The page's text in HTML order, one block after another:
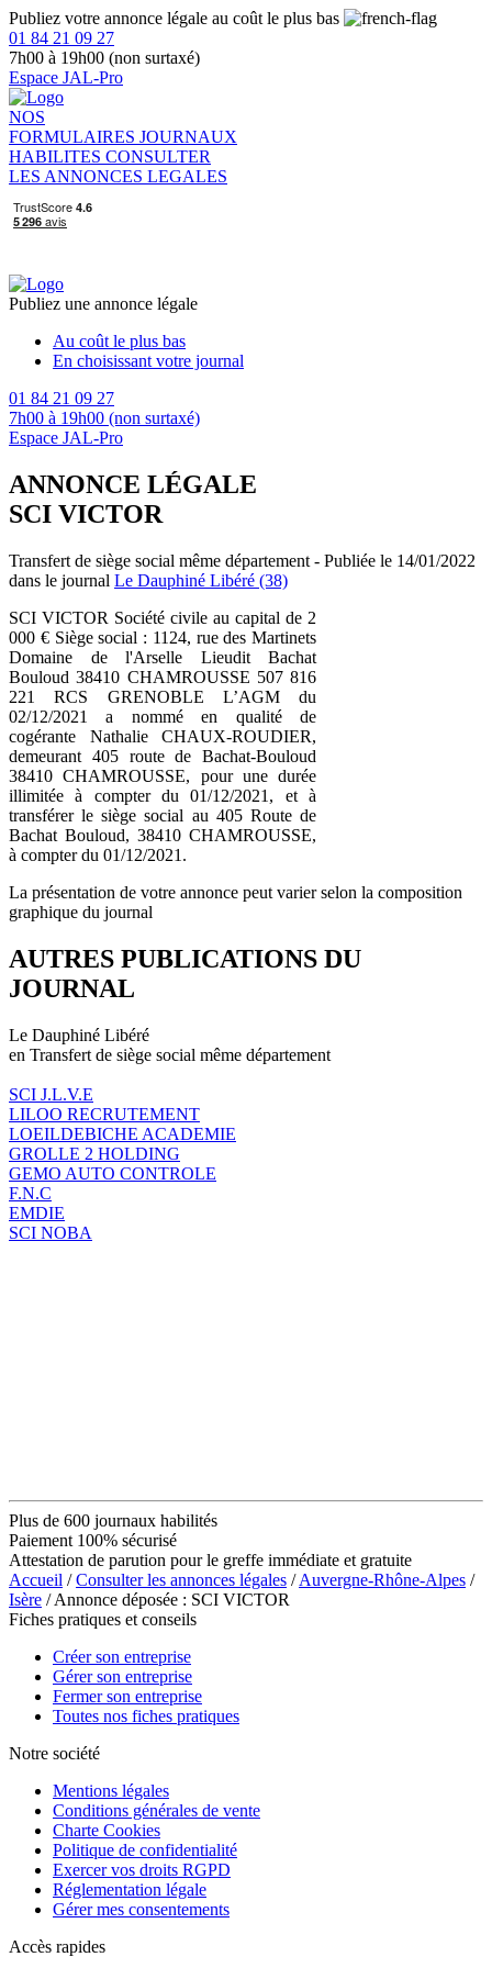
Publiez votre annonce légale au coût le plus bas
01 84 21 09 27
7h00 à 19h00 (non surtaxé)
Espace JAL-Pro
NOS
FORMULAIRES JOURNAUX
HABILITES CONSULTER
LES ANNONCES LEGALES
Publiez une annonce légale
Au coût le plus bas
En choisissant votre journal
01 84 21 09 27
7h00 à 19h00 (non surtaxé)
Espace JAL-Pro
ANNONCE LÉGALE
SCI VICTOR
Transfert de siège social même département - Publiée le 14/01/2022
dans le journal Le Dauphiné Libéré (38)
SCI VICTOR Société civile au capital de 2
000 € Siège social : 1124, rue des Martinets
Domaine de l'Arselle Lieudit Bachat
Bouloud 38410 CHAMROUSSE 507 816
221 RCS GRENOBLE L’AGM du
02/12/2021 a nommé en qualité de
cogérante Nathalie CHAUX-ROUDIER,
demeurant 405 route de Bachat-Bouloud
38410 CHAMROUSSE, pour une durée
illimitée à compter du 01/12/2021, et à
transférer le siège social au 405 Route de
Bachat Bouloud, 38410 CHAMROUSSE,
à compter du 01/12/2021.
La présentation de votre annonce peut varier selon la composition
graphique du journal
AUTRES PUBLICATIONS DU
JOURNAL
Le Dauphiné Libéré
en Transfert de siège social même département
SCI J.L.V.E
LILOO RECRUTEMENT
LOEILDEBICHE ACADEMIE
GROLLE 2 HOLDING
GEMO AUTO CONTROLE
F.N.C
EMDIE
SCI NOBA
Plus de 600 journaux habilités
Paiement 100% sécurisé
Attestation de parution pour le greffe immédiate et gratuite
Accueil /Consulter les annonces légales /Auvergne-Rhône-Alpes /
Isère / Annonce déposée : SCI VICTOR
Fiches pratiques et conseils
Créer son entreprise
Gérer son entreprise
Fermer son entreprise
Toutes nos fiches pratiques
Notre société
Mentions légales
Conditions générales de vente
Charte Cookies
Politique de confidentialité
Exercer vos droits RGPD
Réglementation légale
Gérer mes consentements
Accès rapides